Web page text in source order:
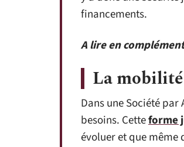
financements.
A lire en
La
Dans une Société
besoins. Cetteforme
évoluer et que même